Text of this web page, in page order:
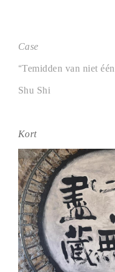
Case
“Temidden van niet
Shu Shi
Kort